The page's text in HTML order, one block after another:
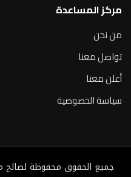
مركز المساعدة
من نحن
تواصل معنا
أعلن معنا
سياسة الخصوصية
جميع الحقوق محفوظة لصالح منصة